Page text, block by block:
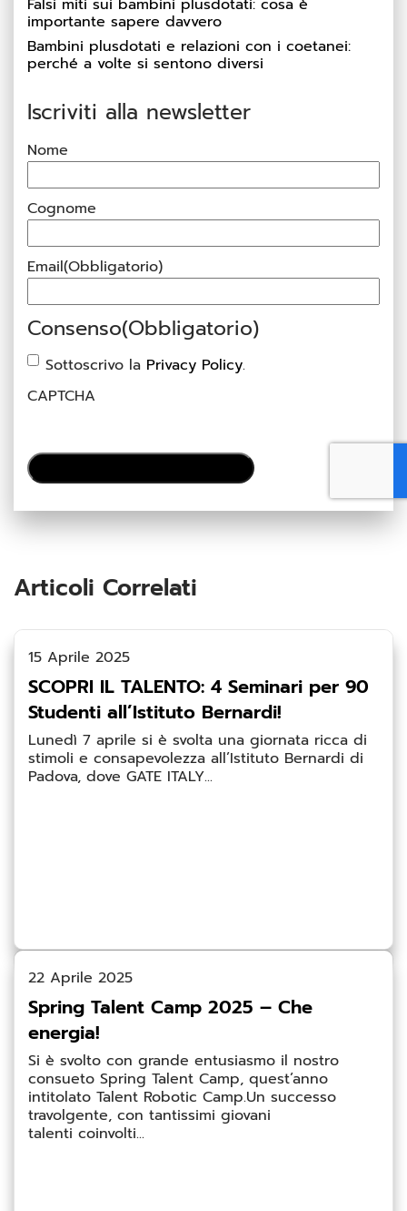
importante sapere davvero
Bambini plusdotati e relazioni con i coetanei:
perché a volte si sentono diversi
Iscriviti alla newsletter
Nome
Cognome
Email(Obbligatorio)
Consenso(Obbligatorio)
Sottoscrivo la Privacy Policy.
CAPTCHA
Articoli Correlati
15 Aprile 2025
SCOPRI IL TALENTO: 4 Seminari per 90
Studenti all’Istituto Bernardi!
Lunedì 7 aprile si è svolta una giornata ricca di
stimoli e consapevolezza all’Istituto Bernardi di
Padova, dove GATE ITALY...
22 Aprile 2025
Spring Talent Camp 2025 – Che
energia!
Si è svolto con grande entusiasmo il nostro
consueto Spring Talent Camp, quest’anno
intitolato Talent Robotic Camp.Un successo
travolgente, con tantissimi giovani
talenti coinvolti...